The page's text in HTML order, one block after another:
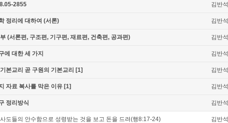
2855 김반석
정리에 대하여 (서론) 김반석
(서론편, 구조편, 기구편, 재료편, 건축편, 공과편) 김반석
에 대한 세 가지 김반석
본교리 곧 구원의 기본교리 [1] 김반석
자료 복사를 막은 이유 [1] 김반석
정리방식 김반석
도들의 안수함으로 성령받는 것을 보고 돈을 드려(행8:17-24) 김반석